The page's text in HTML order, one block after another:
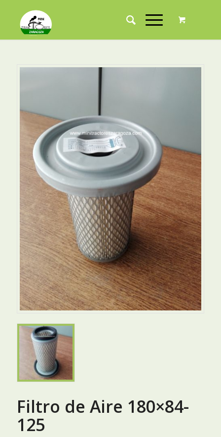
Filtro de Aire 180×84-
125